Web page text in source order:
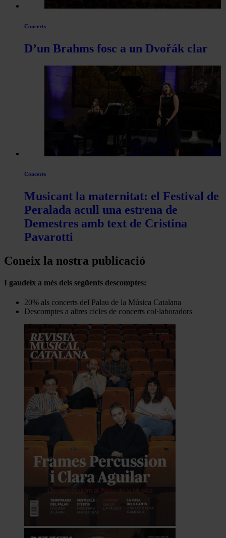
Concerts
D’un Brahms fosc a un Dvořák clar
Concerts
Musicant la maternitat: el Festival de
Peralada acull una estrena de
Demestres amb text de Cristina
Pavarotti
Coneix la nostra publicació
I gaudeix a més dels següents descomptes:
20% als concerts del Palau de la Música Catalana
Descomptes a altres cicles de concerts col·laboradors